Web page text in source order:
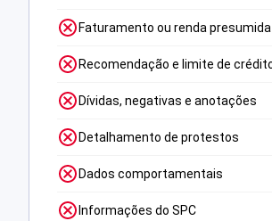
Faturamento ou renda presumida
Recomendação e limite de
Dívidas, negativas e anotações
Detalhamento de protestos
Dados comportamentais
Informações do SPC